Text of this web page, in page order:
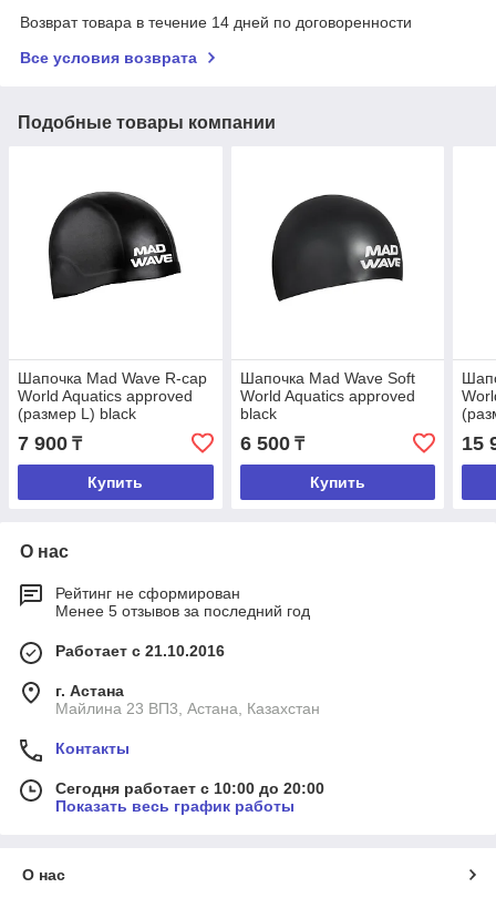
Возврат товара в течение 14 дней по договоренности
Все условия возврата
Подобные товары компании
Шапочка Mad Wave R-cap
World Aquatics approved
(размер L) black
7 900 ₸
Купить
Шапочка Mad Wave Soft
World Aquatics approved
black
6 500₸
Купить
15
О нас
Рейтинг не сформирован
Менее 5 отзывов за последний год
Работает с 21.10.2016
г. Астана
Майлина 23 ВП3, Астана, Казахстан
Контакты
Сегодня работает с 10:00 до 20:00
Показать весь график работы
О нас